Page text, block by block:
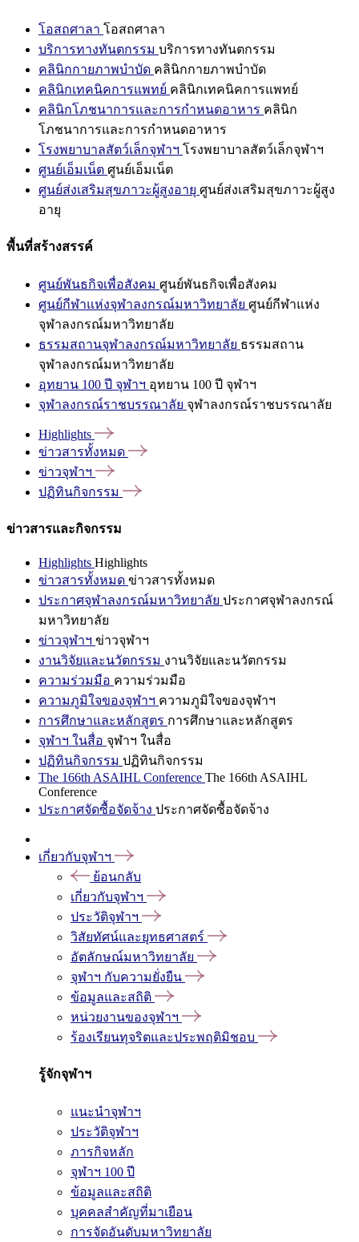
โอสถศาลา โอสถศาลา
บริการทางทันตกรรม บริการทางทันตกรรม
คลินิกกายภาพบำบัด คลินิกกายภาพบำบัด
คลินิกเทคนิคการแพทย์ คลินิกเทคนิคการแพทย์
คลินิกโภชนาการและการกำหนดอาหาร คลินิก
โภชนาการและการกำหนดอาหาร
โรงพยาบาลสัตว์เล็กจุฬาฯ โรงพยาบาลสัตว์เล็กจุฬาฯ
ศูนย์เอ็มเน็ต ศูนย์เอ็มเน็ต
ศูนย์ส่งเสริมสุขภาวะผู้สูงอายุ ศูนย์ส่งเสริมสุขภาวะผู้สูง
อายุ
พื้นที่สร้างสรรค์
ศูนย์พันธกิจเพื่อสังคม ศูนย์พันธกิจเพื่อสังคม
ศูนย์กีฬาแห่งจุฬาลงกรณ์มหาวิทยาลัย ศูนย์กีฬาแห่ง
จุฬาลงกรณ์มหาวิทยาลัย
ธรรมสถานจุฬาลงกรณ์มหาวิทยาลัย ธรรมสถาน
จุฬาลงกรณ์มหาวิทยาลัย
อุทยาน 100 ปี จุฬาฯ อุทยาน 100 ปี จุฬาฯ
จุฬาลงกรณ์ราชบรรณาลัย จุฬาลงกรณ์ราชบรรณาลัย
Highlights
ข่าวสารทั้งหมด
ข่าวจุฬาฯ
ปฏิทินกิจกรรม
ข่าวสารและกิจกรรม
Highlights Highlights
ข่าวสารทั้งหมด ข่าวสารทั้งหมด
ประกาศจุฬาลงกรณ์มหาวิทยาลัย ประกาศจุฬาลงกรณ์
มหาวิทยาลัย
ข่าวจุฬาฯ ข่าวจุฬาฯ
งานวิจัยและนวัตกรรม งานวิจัยและนวัตกรรม
ความร่วมมือ ความร่วมมือ
ความภูมิใจของจุฬาฯ ความภูมิใจของจุฬาฯ
การศึกษาและหลักสูตร การศึกษาและหลักสูตร
จุฬาฯ ในสื่อ จุฬาฯ ในสื่อ
ปฏิทินกิจกรรม ปฏิทินกิจกรรม
The 166th ASAIHL Conference The 166th ASAIHL
Conference
ประกาศจัดซื้อจัดจ้าง ประกาศจัดซื้อจัดจ้าง
เกี่ยวกับจุฬาฯ
ย้อนกลับ
เกี่ยวกับจุฬาฯ
ประวัติจุฬาฯ
วิสัยทัศน์และยุทธศาสตร์
อัตลักษณ์มหาวิทยาลัย
จุฬาฯ กับความยั่งยืน
ข้อมูลและสถิติ
หน่วยงานของจุฬาฯ
ร้องเรียนทุจริตและประพฤติมิชอบ
รู้จักจุฬาฯ
แนะนำจุฬาฯ
ประวัติจุฬาฯ
ภารกิจหลัก
จุฬาฯ 100 ปี
ข้อมูลและสถิติ
บุคคลสำคัญที่มาเยือน
การจัดอันดับมหาวิทยาลัย